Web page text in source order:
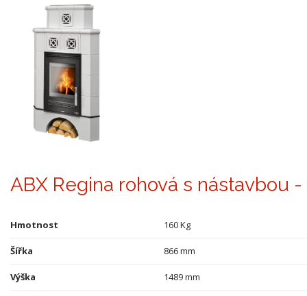
ABX Regina rohová s nástavbou
Hmotnost 160 Kg
Šířka 866 mm
Výška 1489 mm